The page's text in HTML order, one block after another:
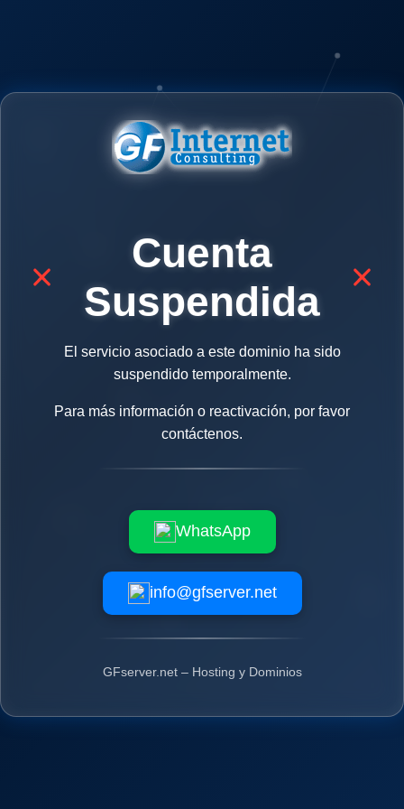
Cuenta
Suspendida
El servicio asociado a este dominio ha sido
suspendido temporalmente.
Para más información o reactivación, por favor
contáctenos.
WhatsApp
info@gfserver.net
GFserver.net – Hosting y Dominios